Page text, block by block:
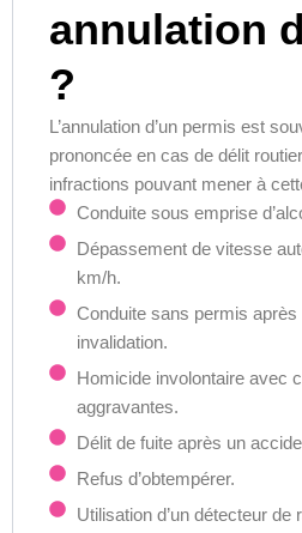
annulation
?
L’annulation d’un permis est
prononcée en cas de délit
infractions pouvant mener à
Conduite sous emprise
Dépassement de vitesse
km/h.
Conduite sans permis
invalidation.
Homicide involontaire avec
aggravantes.
Délit de fuite après un
Refus d’obtempérer.
Utilisation d’un détecteur de